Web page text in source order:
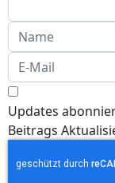
Updates
Beitrags